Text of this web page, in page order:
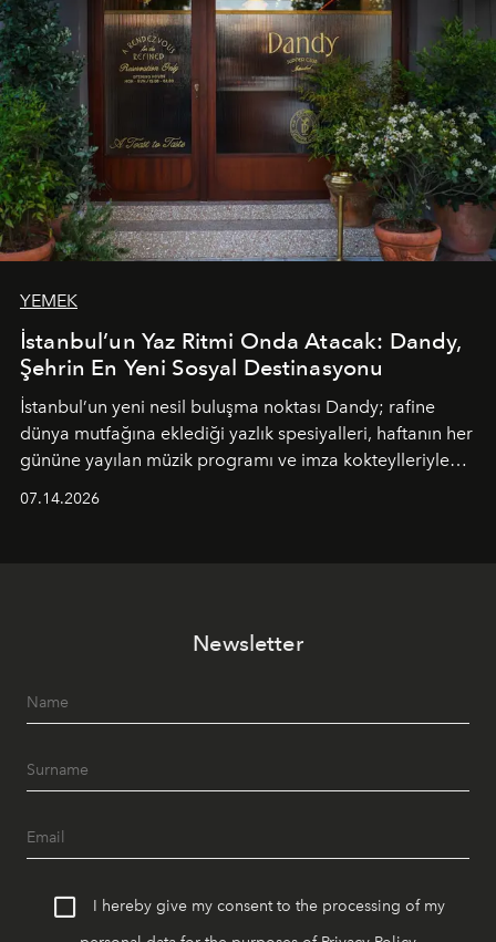
geceye taşıyarak her hafta farklı bir deneyim sunuyor.
YEMEK
İstanbul’un Yaz Ritmi Onda Atacak: Dandy,
Şehrin En Yeni Sosyal Destinasyonu
İstanbul’un yeni nesil buluşma noktası Dandy; rafine
dünya mutfağına eklediği yazlık spesiyalleri, haftanın her
gününe yayılan müzik programı ve imza kokteylleriyle
07.14.2026
Newsletter
I hereby give my consent to the processing of my